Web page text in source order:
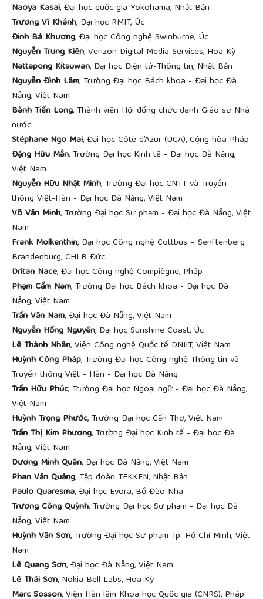
Naoya Kasai, Đại học quốc gia Yokohama, Nhật Bản
Trương Vĩ Khánh, Đại học RMIT, Úc
Đinh Bá Khương, Đại học Công nghệ Swinburne, Úc
Nguyễn Trung Kiên, Verizon Digital Media Services, Hoa Kỳ
Nattapong Kitsuwan, Đại học Điện tử-Thông tin, Nhật Bản
Nguyễn Đình Lâm, Trường Đại học Bách khoa - Đại học Đà
Nẵng, Việt Nam
Bành Tiến Long, Thành viên Hội đồng chức danh Giáo sư Nhà
nước
Stéphane Ngo Mai, Đại học Côte d’Azur (UCA), Cộng hòa Pháp
Đặng Hữu Mẫn, Trường Đại học Kinh tế - Đại học Đà Nẵng,
Việt Nam
Nguyễn Hữu Nhật Minh, Trường Đại học CNTT và Truyền
thông Việt-Hàn - Đại học Đà Nẵng, Việt Nam
Võ Văn Minh, Trường Đại học Sư phạm - Đại học Đà Nẵng, Việt
Nam
Frank Molkenthin, Đại học Công nghệ Cottbus – Senftenberg
Brandenburg, CHLB Đức
Dritan Nace, Đại học Công nghệ Compiègne, Pháp
Phạm Cẩm Nam, Trường Đại học Bách khoa - Đại học Đà
Nẵng, Việt Nam
Trần Văn Nam, Đại học Đà Nẵng, Việt Nam
Nguyễn Hồng Nguyên, Đại học Sunshine Coast, Úc
Lê Thành Nhân, Viện Công nghệ Quốc tế DNIIT, Việt Nam
Huỳnh Công Pháp, Trường Đại học Công nghệ Thông tin và
Truyền thông Việt - Hàn - Đại học Đà Nẵng
Trần Hữu Phúc, Trường Đại học Ngoại ngữ - Đại học Đà Nẵng,
Việt Nam
Huỳnh Trọng Phước, Trường Đại học Cần Thơ, Việt Nam
Trần Thị Kim Phương, Trường Đại học Kinh tế - Đại học Đà
Nẵng, Việt Nam
Dương Minh Quân, Đại học Đà Nẵng, Việt Nam
Phan Văn Quảng, Tập đoàn TEKKEN, Nhật Bản
Paulo Quaresma, Đại học Evora, Bồ Đào Nha
Trương Công Quỳnh, Trường Đại học Sư phạm - Đại học Đà
Nẵng, Việt Nam
Huỳnh Văn Sơn, Trường Đại học Sư phạm Tp. Hồ Chí Minh, Việt
Nam
Lê Quang Sơn, Đại học Đà Nẵng, Việt Nam
Lê Thái Sơn, Nokia Bell Labs, Hoa Kỳ
Marc Sosson, Viện Hàn lâm Khoa học Quốc gia (CNRS), Pháp